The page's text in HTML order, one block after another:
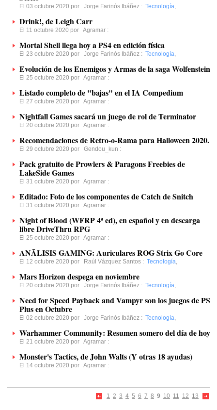
El 03 octubre 2020 por Jorge Farinós Ibáñez : Tecnología,
Drink!, de Leigh Carr
El 11 octubre 2020 por Agramar :
Mortal Shell llega hoy a PS4 en edición física
El 23 octubre 2020 por Jorge Farinós Ibáñez : Tecnología,
Evolución de los Enemigos y Armas de la saga Wolfenstein
El 25 octubre 2020 por Agramar :
Listado completo de "bajas" en el IA Compedium
El 27 octubre 2020 por Agramar :
Nightfall Games sacará un juego de rol de Terminator
El 20 octubre 2020 por Agramar :
Recomendaciones de Retro-o-Rama para Halloween 2020.
El 29 octubre 2020 por Gendou_kun :
Pack gratuito de Prowlers & Paragons Freebies de
LakeSide Games
El 31 octubre 2020 por Agramar :
Editado: Foto de los componentes de Catch de Snitch
El 31 octubre 2020 por Agramar :
Night of Blood (WFRP 4ª ed), en español y en descarga
libre DriveThru RPG
El 25 octubre 2020 por Agramar :
ANĂLISIS GAMING: Auriculares ROG Strix Go Core
El 12 octubre 2020 por Raúl Vázquez Santos : Tecnología,
Mars Horizon despega en noviembre
El 20 octubre 2020 por Jorge Farinós Ibáñez : Tecnología,
Need for Speed Payback and Vampyr son los juegos de PS
Plus en Octubre
El 02 octubre 2020 por Jorge Farinós Ibáñez : Tecnología,
Warhammer Community: Resumen somero del día de hoy
El 21 octubre 2020 por Agramar :
Monster's Tactics, de John Walts (Y otras 18 ayudas)
El 14 octubre 2020 por Agramar :
1 2 3 4 5 6 7 8 9 10 11 12 13